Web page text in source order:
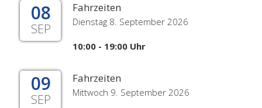
08
SEP
Fahrzeiten
Dienstag 8. September 2026
10:00 - 19:00 Uhr
09
SEP
Fahrzeiten
Mittwoch 9. September 2026